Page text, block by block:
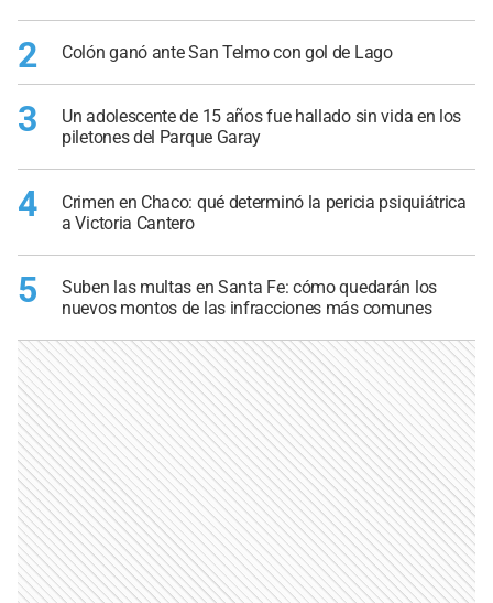
2 Colón ganó ante San Telmo con gol de Lago
3
Un adolescente de 15 años fue hallado sin vida en los
piletones del Parque Garay
4
Crimen en Chaco: qué determinó la pericia psiquiátrica
a Victoria Cantero
5
Suben las multas en Santa Fe: cómo quedarán los
nuevos montos de las infracciones más comunes